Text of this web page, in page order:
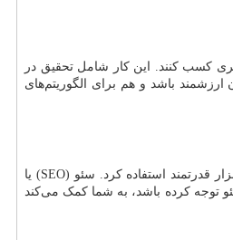
کسب کنند. این کار شامل تحقیق در
باشد و هم برای الگوریتم‌های
قدرتمند استفاده کرد. سئو (SEO) یا
توجه کرده باشد، به شما کمک می‌کند